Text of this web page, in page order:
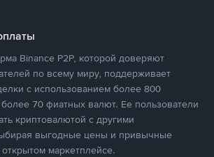
Binance P2P, которой доверяют
по всему миру, поддерживает
с использованием более 800
70 фиатных валют. Ее пользователи
криптовалютой с другими
выгодные цены и привычные
маркетплейсе.